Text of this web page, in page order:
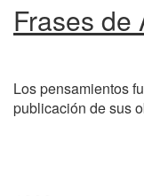
Frases de
Los pensamientos
publicación de sus